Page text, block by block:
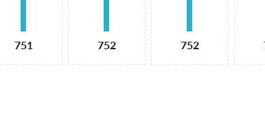
751 752 752